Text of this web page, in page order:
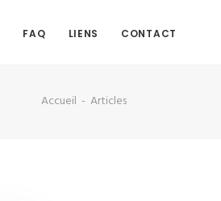
FAQ LIENS CONTACT
Accueil Articles